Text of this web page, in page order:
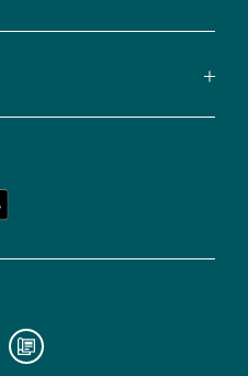
Redoute.
de
en
cualquier
Para
información,
puedes